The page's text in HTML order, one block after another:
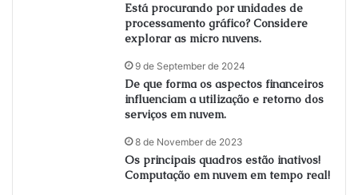
Está procurando por unidades de
processamento gráfico? Considere
explorar as micro nuvens.
9 de September de 2024
De que forma os aspectos financeiros
influenciam a utilização e retorno dos
serviços em nuvem.
8 de November de 2023
Os principais quadros estão inativos!
Computação em nuvem em tempo real!